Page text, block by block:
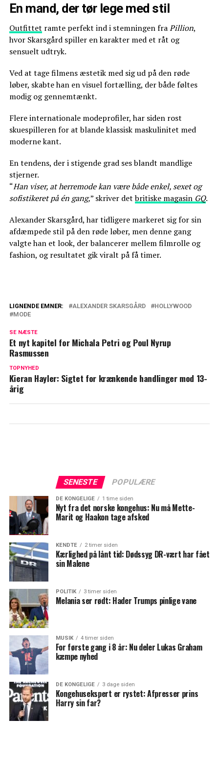
En mand, der tør lege med stil
Outfittet ramte perfekt ind i stemningen fraPillion,
hvor Skarsgård spiller en karakter med et råt og
sensuelt udtryk.
Ved at tage filmens æstetik med sig ud på den røde
løber, skabte han en visuel fortælling, der både føltes
modig og gennemtænkt.
Flere internationale modeprofiler, har siden rost
skuespilleren for at blande klassisk maskulinitet med
moderne kant.
En tendens, der i stigende grad ses blandt mandlige
stjerner.
“Han viser, at herremode kan være både enkel, sexet og
sofistikeret på én gang,” skriver detbritiske magasin GQ.
Alexander Skarsgård, har tidligere markeret sig for sin
afdæmpede stil på den røde løber, men denne gang
valgte han et look, der balancerer mellem filmrolle og
fashion, og resultatet gik viralt på få timer.
Skuespilleren John Amos er død
LIGNENDE EMNER: ALEXANDER SKARSGÅRD
HOLLYWOOD
MODE
SE NÆSTE
Et nyt kapitel for Michala Petri og Poul Nyrup
Rasmussen
TOPNYHED
Kieran Hayler: Sigtet for krænkende handlinger mod 13-
årig
SENESTE POPULÆRE
DE KONGELIGE 1 time siden
Nyt fra det norske kongehus: Nu må Mette-
Marit og Haakon tage afsked
KENDTE 2 timer siden
Kærlighed på lånt tid: Dødssyg DR-vært har fået
sin Malene
POLITIK 3 timer siden
Melania ser rødt: Hader Trumps pinlige vane
MUSIK 4 timer siden
For første gang i 8 år: Nu deler Lukas Graham
kæmpe nyhed
DE KONGELIGE 3 dage siden
Kongehusekspert er rystet: Afpresser prins
Harry sin far?